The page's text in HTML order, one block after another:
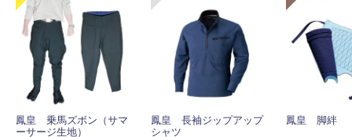
鳳皇 乗馬ズボン（サマ
ーサージ生地）
鳳皇 長袖ジップアップ
シャツ
鳳皇 脚絆